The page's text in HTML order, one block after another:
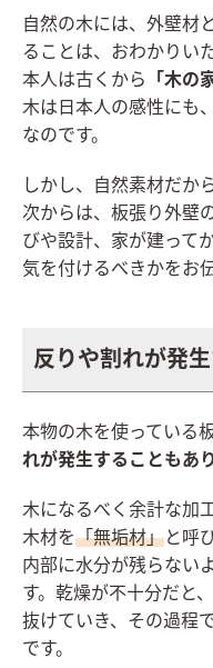
自然の木には、外壁材
ることは、おわかりい
本人は古くから
「木の
木は日本人の感性にも
なのです。
しかし、自然素材だか
次からは、板張り外壁
びや設計、家が建って
気を付けるべきかをお
反りや割れが発
本物の木を使っている
れが発生することもあ
木になるべく余計な加
木材を「無垢材」と呼
内部に水分が残らない
す。乾燥が不十分だと
抜けていき、その過程
です。